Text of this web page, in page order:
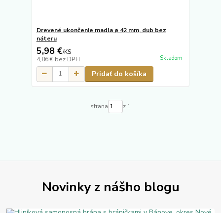
Drevené ukončenie madla ø 42 mm, dub bez
náteru
5,98 €/KS
4,86 € bez DPH Skladom
Pridať do košíka
strana z 1
Novinky z nášho blogu